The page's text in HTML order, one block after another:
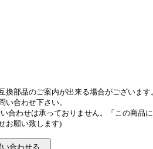
換部品のご案内が出来る場合がございます
い合わせ下さい。
合わせは承っておりません。「この商品
お願い致します)